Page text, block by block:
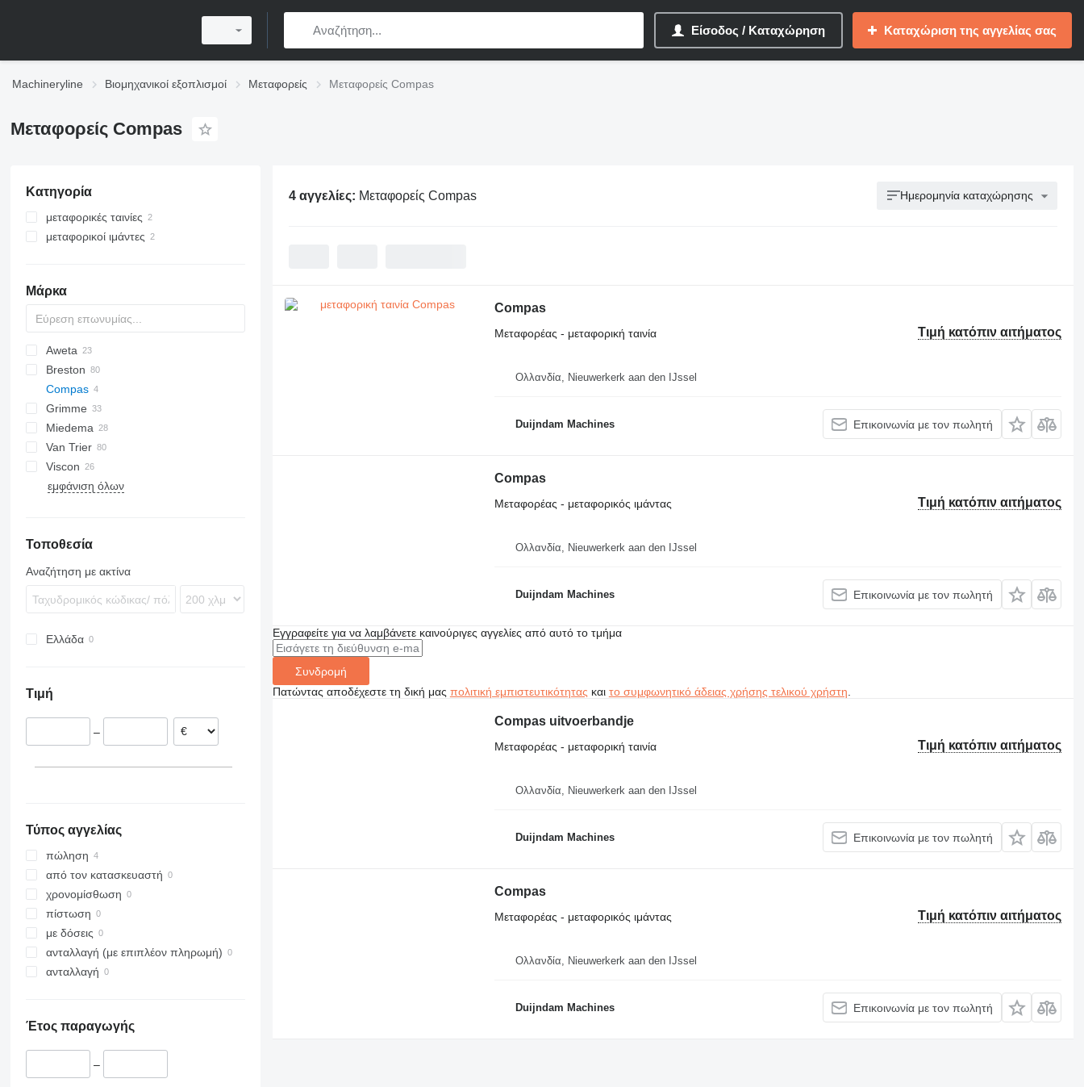
Είσοδος / Καταχώρηση Καταχώριση της αγγελίας σας
Machineryline Βιομηχανικοί εξοπλισμοί Μεταφορείς Μεταφορείς Compas
Μεταφορείς Compas
Κατηγορία
μεταφορικές ταινίες
μεταφορικοί ιμάντες
Μάρκα
Aweta
BM
Breston
Compas
Grimme
SE
SL
Miedema
LBV
MC
SB
Van Trier
Viscon
W-series
εμφάνιση όλων
Τοποθεσία
Αναζήτηση με ακτίνα
Ελλάδα
Τιμή
–
Τύπος αγγελίας
πώληση
από τον κατασκευαστή
χρονομίσθωση
πίστωση
με δόσεις
ανταλλαγή (με επιπλέον πληρωμή)
ανταλλαγή
Έτος παραγωγής
–
4 αγγελίες: Μεταφορείς Compas Ημερομηνία καταχώρησης
Compas
Τιμή κατόπιν αιτήματος
Μεταφορέας - μεταφορική ταινία
Ολλανδία, Nieuwerkerk aan den IJssel
Duijndam Machines Επικοινωνία με τον πωλητή
Compas
Τιμή κατόπιν αιτήματος
Μεταφορέας - μεταφορικός ιμάντας
Ολλανδία, Nieuwerkerk aan den IJssel
Duijndam Machines Επικοινωνία με τον πωλητή
Εγγραφείτε για να λαμβάνετε καινούριγες αγγελίες από αυτό το τμήμα
Συνδρομή
Πατώντας αποδέχεστε τη δική μας πολιτική εμπιστευτικότητας και το συμφωνητικό άδειας χρήσης τελικού χρήστη
Compas uitvoerbandje
Τιμή κατόπιν αιτήματος
Μεταφορέας - μεταφορική ταινία
Ολλανδία, Nieuwerkerk aan den IJssel
Duijndam Machines Επικοινωνία με τον πωλητή
Compas
Τιμή κατόπιν αιτήματος
Μεταφορέας - μεταφορικός ιμάντας
Ολλανδία, Nieuwerkerk aan den IJssel
Duijndam Machines Επικοινωνία με τον πωλητή